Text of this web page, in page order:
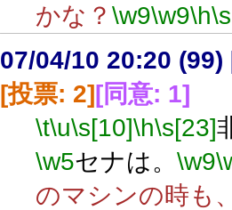
かな？ \w9\w9\h
07/04/10 20:20 (99)
[投票: 2][同意: 1]
\t\u\s[10]\h\s[23]
\w5セナは。 \w9
のマシンの時も